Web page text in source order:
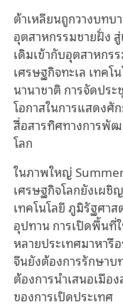
ต้าเหลียนถูกวางบทบ
อุตสาหกรรมชายฝั่ง
เดิมเข้ากับอุตสาหกร
เศรษฐกิจทะเล เทคโ
นานาชาติ การจัดปร
โอกาสในการแสดงศั
สื่อสารทิศทางการพั
โลก
ในภาพใหญ่
เศรษฐกิจโลกยังเผ
เทคโนโลยี ภูมิรัฐศาส
อุปทาน การเปิดพื้นที่
หลายประเทศมาหา
จีนยังต้องการรักษาบ
ต้องการนำเสนอเมือ
ของการเปิดประเทศ